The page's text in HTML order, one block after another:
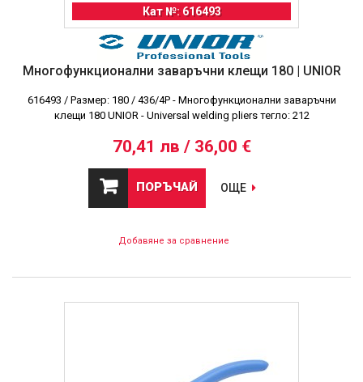
Кат №: 616493
Многофункционални заваръчни клещи 180 | UNIOR
616493 / Размер: 180 / 436/4P - Многофункционални заваръчни
клещи 180 UNIOR - Universal welding pliers тегло: 212
70,41 лв / 36,00 €
ПОРЪЧАЙ ОЩЕ
Добавяне за сравнение